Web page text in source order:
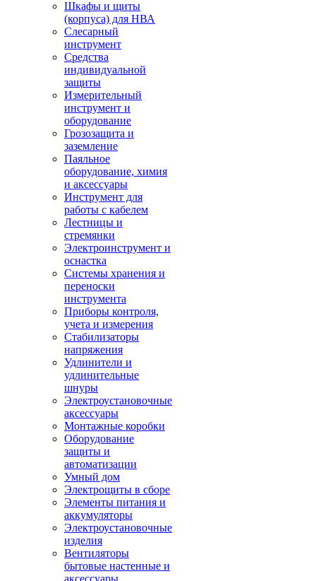
Шкафы и щиты
(корпуса) для НВА
Слесарный
инструмент
Средства
индивидуальной
защиты
Измерительный
инструмент и
оборудование
Грозозащита и
заземление
Паяльное
оборудование, химия
и аксессуары
Инструмент для
работы с кабелем
Лестницы и
стремянки
Электроинструмент и
оснастка
Системы хранения и
переноски
инструмента
Приборы контроля,
учета и измерения
Стабилизаторы
напряжения
Удлинители и
удлинительные
шнуры
Электроустановочные
аксессуары
Монтажные коробки
Оборудование
защиты и
автоматизации
Умный дом
Электрощиты в сборе
Элементы питания и
аккумуляторы
Электроустановочные
изделия
Вентиляторы
бытовые настенные и
аксессуары